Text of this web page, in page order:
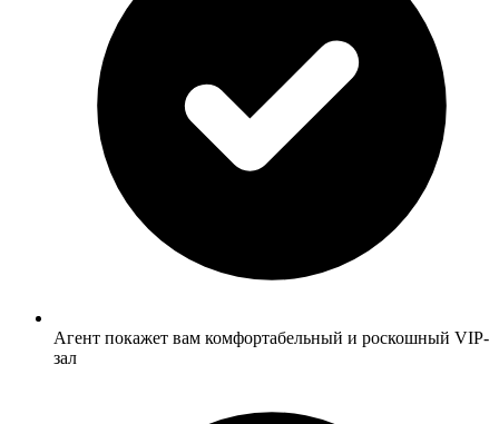
Агент покажет вам комфортабельный и роскошный VIP-
зал